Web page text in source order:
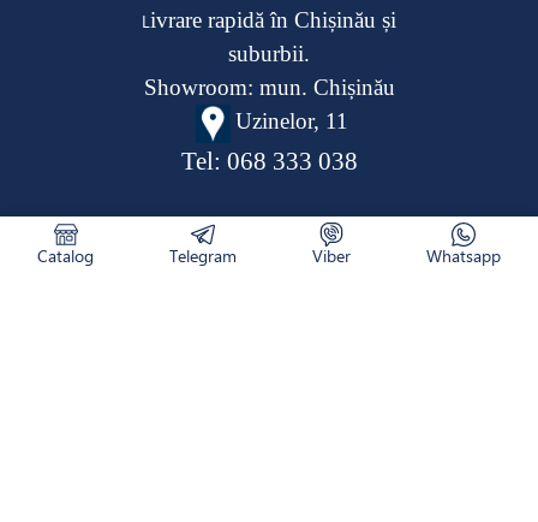
Livrare rapidă în Chișinău și
suburbii.
Showroom: mun. Chișinău
Uzinelor, 11
Tel: 068 333 038
Catalog Telegram Viber Whatsapp